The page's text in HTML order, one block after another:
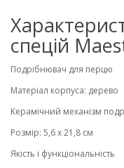
спецій
Подрібнювач для перцю
Матеріал корпуса: дерево
Керамічний механізм
Розмір: 5,6 х 21,8 см
Якість і функціональність